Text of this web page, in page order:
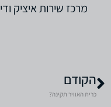
מרכז שירות איציק
הקודם
כרית האוויר תקינה?